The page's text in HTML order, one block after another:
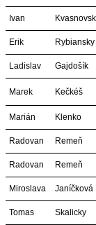
Ivan
Erik Rybiansky
Ladislav Gajdošík
Marek Kečkéš
Marián Klenko
Radovan Remeň
Radovan Remeň
Miroslava Janíčková
Tomas Skalicky